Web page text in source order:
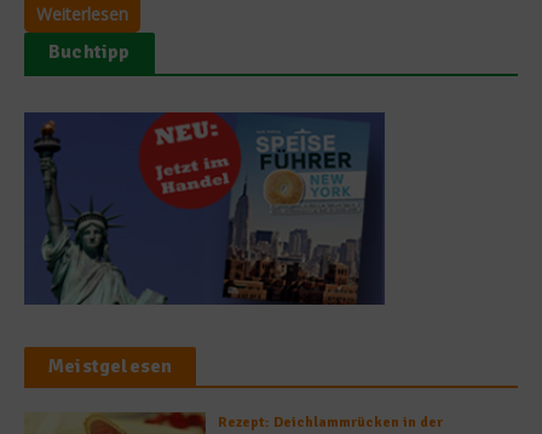
Weiterlesen
Buchtipp
Meistgelesen
Rezept: Deichlammrücken in der